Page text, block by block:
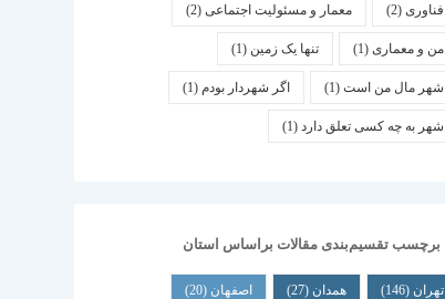
فناوری(2) معمار و مسئولیت اجتماعی(2)
من و معماری(1) تنها یک زمین (1)
شهر مال من است(1) اگر شهردار بودم (1)
شهر به چه کسی تعلق دارد(1)
برچسب تقسیم‌بندی مقالات براساس استان
تهران (146) همدان (27) اصفهان (20)